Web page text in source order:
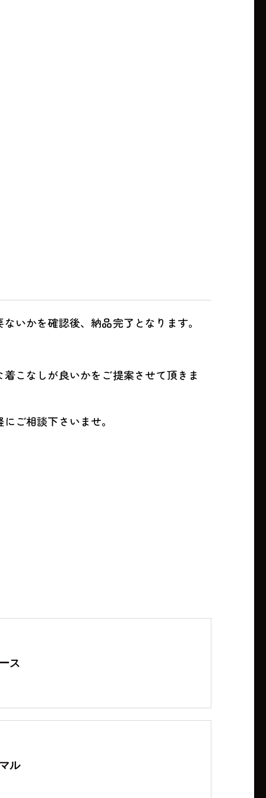
いかを確認後、納品完了となります。
こなしが良いかをご提案させて頂きま
ご相談下さいませ。
ス
ル